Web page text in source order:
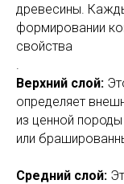
древесины.
формировании
свойства
Верхний слой:
определяет
из ценной
или
Средний слой: